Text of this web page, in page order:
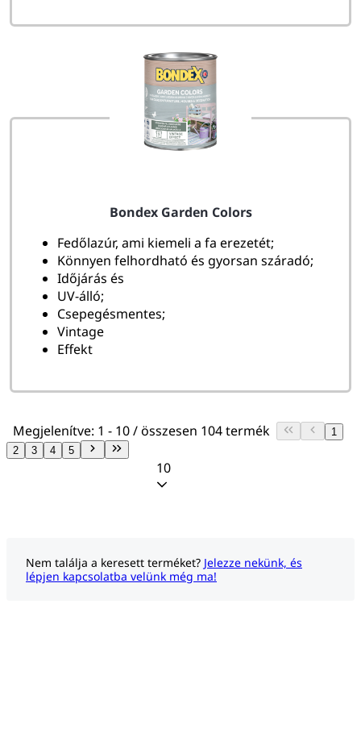
Bondex Garden Colors
Fedőlazúr, ami kiemeli a fa erezetét;
Könnyen felhordható és gyorsan száradó;
Időjárás és
UV-álló;
Csepegésmentes;
Vintage
Effekt
Megjelenítve: 1 - 10 / összesen 104 termék
1
2
3 4 5
10
Nem találja a keresett terméket? Jelezze nekünk, és
lépjen kapcsolatba velünk még ma!